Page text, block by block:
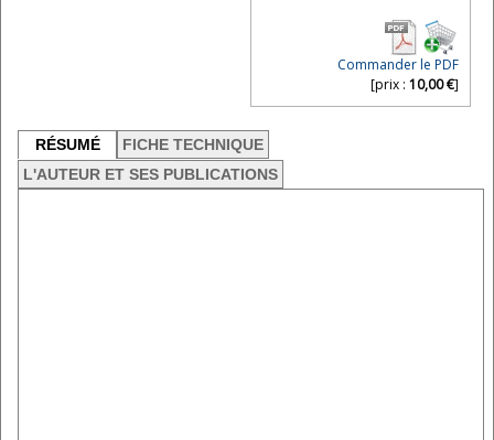
Commander le PDF
[prix : 10,00 €]
RÉSUMÉ
FICHE TECHNIQUE
L'AUTEUR ET SES PUBLICATIONS